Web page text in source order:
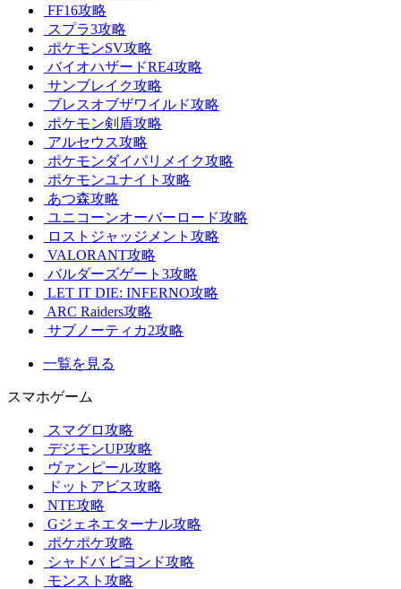
FF16攻略
スプラ3攻略
ポケモンSV攻略
バイオハザードRE4攻略
サンブレイク攻略
ブレスオブザワイルド攻略
ポケモン剣盾攻略
アルセウス攻略
ポケモンダイパリメイク攻略
ポケモンユナイト攻略
あつ森攻略
ユニコーンオーバーロード攻略
ロストジャッジメント攻略
VALORANT攻略
バルダーズゲート3攻略
LET IT DIE: INFERNO攻略
ARC Raiders攻略
サブノーティカ2攻略
一覧を見る
スマホゲーム
スマグロ攻略
デジモンUP攻略
ヴァンピール攻略
ドットアビス攻略
NTE攻略
Gジェネエターナル攻略
ポケポケ攻略
シャドバ ビヨンド攻略
モンスト攻略